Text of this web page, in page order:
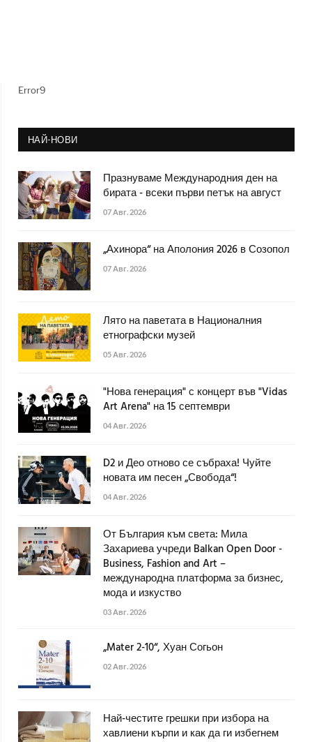
Error9
НАЙ-НОВИ
Празнуваме Международния ден на
бирата - всеки първи петък на август
07 Авг. 2026
„Ахинора“ на Аполония 2026 в Созопол
07 Авг. 2026
Лято на паветата в Националния
етнографски музей
05 Авг. 2026
"Нова генерация" с концерт във "Vidas
Art Arena" на 15 септември
04 Авг. 2026
D2 и Део отново се събраха! Чуйте
новата им песен „Свобода“!
04 Авг. 2026
От България към света: Мила
Захариева учреди Balkan Open Door -
Business, Fashion and Art –
международна платформа за бизнес,
мода и изкуство
03 Авг. 2026
„Mater 2-10“, Хуан Согьон
02 Авг. 2026
Най-честите грешки при избора на
хавлиени кърпи и как да ги избегнем